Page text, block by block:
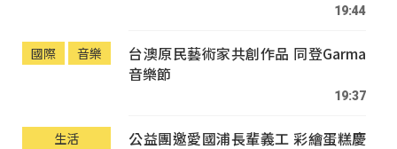
19:44
國際 音樂
台澳原民藝術家共創作品 同登Garma
音樂節
19:37
生活
公益團邀愛國浦長輩義工 彩繪蛋糕慶